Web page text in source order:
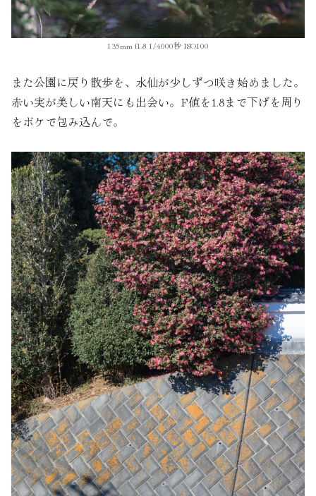
135mm f1.8 1/4000秒 ISO100
また公園に戻り散歩を、水仙が少しずつ咲き始めました。
赤い実が美しい南天にも出会い。F値を1.8まで下げを周り
をボケで包み込んで。